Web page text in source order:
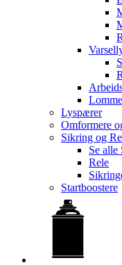
Lyspærer
Omformere
Sikring og
Se alle
Rele
Startboostere